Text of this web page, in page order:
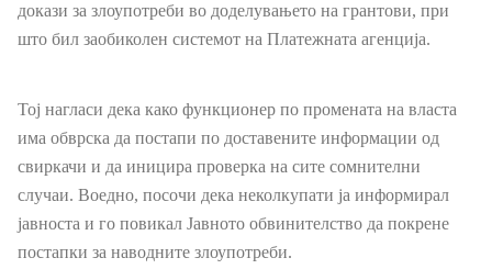
Завршени јавни огласи
Завршени конкурси
Документи и информации од јавен карактер
Јавно достапни информации
докази за злоупотреби во доделувањето на грантови, при
што бил заобиколен системот на Платежната агенција.
Тој нагласи дека како функционер по промената на власта
има обврска да постапи по доставените информации од
свиркачи и да иницира проверка на сите сомнителни
случаи. Воедно, посочи дека неколкупати ја информирал
јавноста и го повикал Јавното обвинителство да покрене
постапки за наводните злоупотреби.